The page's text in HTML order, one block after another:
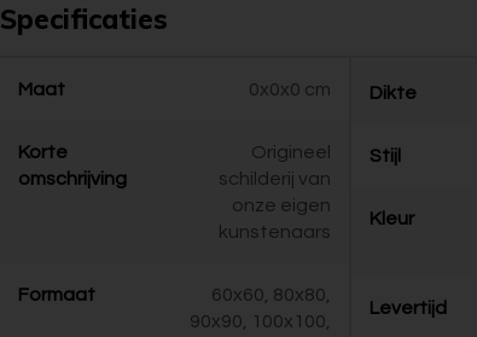
Specificaties
Maat 0x0x0 cm
Korte
omschrijving
Origineel
schilderij van
onze eigen
kunstenaars
Formaat
60x60, 80x80,
90x90, 100x100,
Dikte
Stijl
Kleur
Levertijd